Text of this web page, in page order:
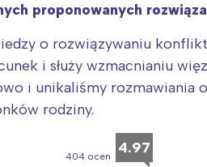
proponowanych
o rozwiązywaniu
i służy wzmacnianiu
i unikaliśmy rozmawiania
rodziny.
404 ocen 4.97